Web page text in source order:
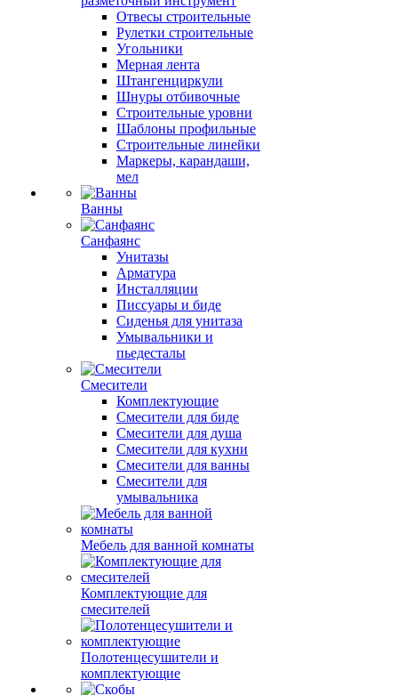
Отвесы строительные
Рулетки строительные
Угольники
Мерная лента
Штангенциркули
Шнуры отбивочные
Строительные уровни
Шаблоны профильные
Строительные линейки
Маркеры, карандаши,
мел
Ванны
Санфаянс
Унитазы
Арматура
Инсталляции
Писсуары и биде
Сиденья для унитаза
Умывальники и
пьедесталы
Смесители
Комплектующие
Смесители для биде
Смесители для душа
Смесители для кухни
Смесители для ванны
Смесители для
умывальника
Мебель для ванной комнаты
Комплектующие для
смесителей
Полотенцесушители и
комплектующие